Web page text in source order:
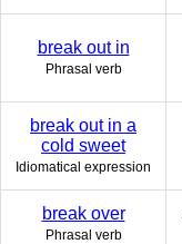
break out in
Phrasal verb
break out in a
cold sweet
Idiomatical expression
break over
Phrasal verb